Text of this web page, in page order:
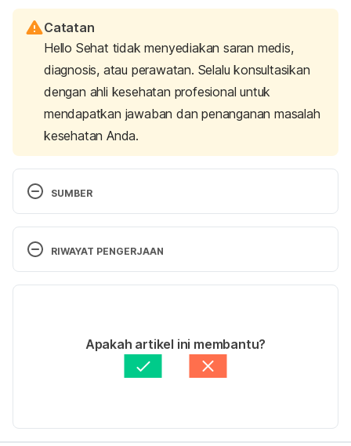
Catatan
Hello Sehat tidak menyediakan saran medis,
diagnosis, atau perawatan. Selalu konsultasikan
dengan ahli kesehatan profesional untuk
mendapatkan jawaban dan penanganan masalah
kesehatan Anda.
SUMBER
Formoterol. http://www.mims.com/indonesia/drug/in
fo/formoterol?mtype=generic
RIWAYAT PENGERJAAN
Ditulis oleh Lika Aprilia Samiadi
Ditinjau secara medis oleh
dr. Tania Savitri
Diperbarui oleh: Abduraafi Andrian
Apakah artikel ini membantu?